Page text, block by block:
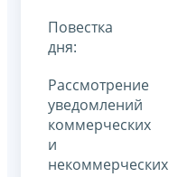
Повестка
дня:
Рассмотрение
уведомлений
коммерческих
и
некоммерческих